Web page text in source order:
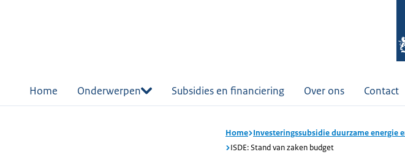
Home Onderwerpen Subsidies en financiering Over ons Contact
Home Investeringssubsidie duurzame energie
ISDE: Stand van zaken budget